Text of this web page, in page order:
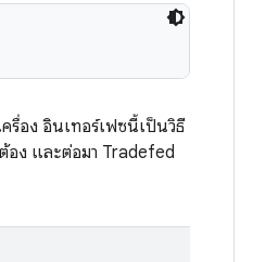
รื่อง อินเทอร์เฟซนี้เป็นวิธี
อง และต่อมา Tradefed